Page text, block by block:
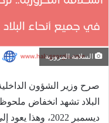
السلامة المرورية
صرح وزير الشؤون
البلاد تشهد انخفاض